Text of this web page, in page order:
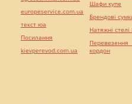
europeservice.com.ua
текст юа
Посилання
kievperevod.com.ua
Шафи купе
Брендові
Натяжні
кордон